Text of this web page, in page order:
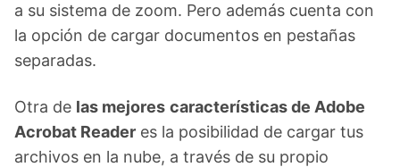
a su sistema de zoom. Pero además cuenta con
la opción de cargar documentos en pestañas
separadas.
Otra de las mejores características de Adobe
Acrobat Reader es la posibilidad de cargar tus
archivos en la nube, a través de su propio